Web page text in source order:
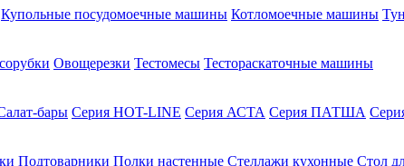
Купольные посудомоечные машины Котломоечные машины
Овощерезки Тестомесы Тестораскаточные машины
бары Серия HOT-LINE Серия АСТА Серия ПАТША
Подтоварники Полки настенные Стеллажи кухонные Стол